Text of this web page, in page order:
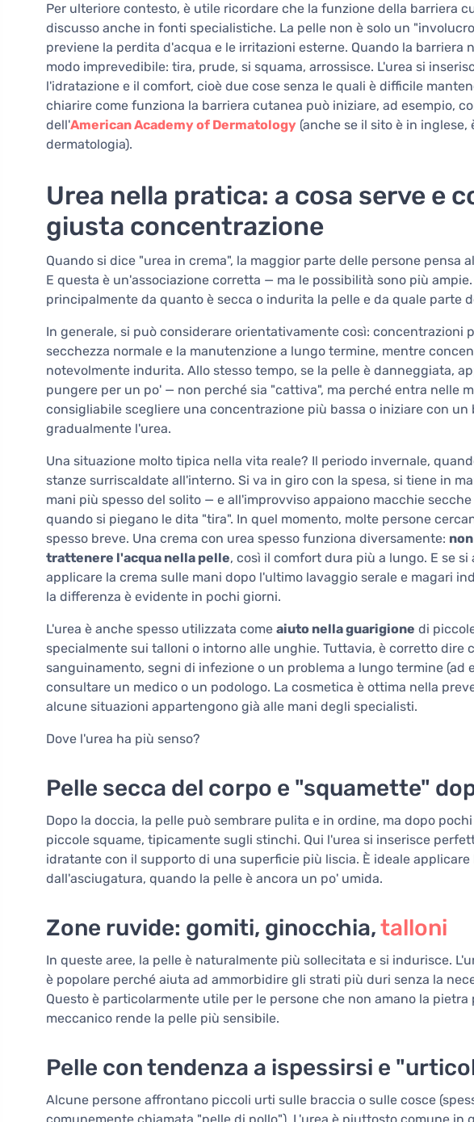
Per ulteriore contesto, è utile ricordare che la funzione della barriera
discusso anche in fonti specialistiche. La pelle non è solo un
previene la perdita d'acqua e le irritazioni esterne. Quando la barriera
modo imprevedibile: tira, prude, si squama, arrossisce. L'urea si
l'idratazione e il comfort, cioè due cose senza le quali è difficile
chiarire come funziona la barriera cutanea può iniziare, ad esempio,
dell'American Academy of Dermatology (anche se il sito è in
dermatologia).
Urea nella pratica: a cosa serve e
giusta concentrazione
Quando si dice "urea in crema", la maggior parte delle persone pensa
E questa è un'associazione corretta — ma le possibilità sono più ampie.
principalmente da quanto è secca o indurita la pelle e da quale parte
In generale, si può considerare orientativamente così: concentrazioni
secchezza normale e la manutenzione a lungo termine, mentre
notevolmente indurita. Allo stesso tempo, se la pelle è danneggiata,
pungere per un po' — non perché sia "cattiva", ma perché entra nelle
consigliabile scegliere una concentrazione più bassa o iniziare con
gradualmente l'urea.
Una situazione molto tipica nella vita reale? Il periodo invernale,
stanze surriscaldate all'interno. Si va in giro con la spesa, si tiene in
mani più spesso del solito — e all'improvviso appaiono macchie
quando si piegano le dita "tira". In quel momento, molte persone
spesso breve. Una crema con urea spesso funziona diversamente:
trattenere l'acqua nella pelle, così il comfort dura più a lungo. E se
applicare la crema sulle mani dopo l'ultimo lavaggio serale e magari
la differenza è evidente in pochi giorni.
L'urea è anche spesso utilizzata come aiuto nella guarigione di
specialmente sui talloni o intorno alle unghie. Tuttavia, è corretto dire
sanguinamento, segni di infezione o un problema a lungo termine (ad
consultare un medico o un podologo. La cosmetica è ottima nella
alcune situazioni appartengono già alle mani degli specialisti.
Dove l'urea ha più senso?
Pelle secca del corpo e "squamette"
Dopo la doccia, la pelle può sembrare pulita e in ordine, ma dopo
piccole squame, tipicamente sugli stinchi. Qui l'urea si inserisce
idratante con il supporto di una superficie più liscia. È ideale
dall'asciugatura, quando la pelle è ancora un po' umida.
Zone ruvide: gomiti, ginocchia,talloni
In queste aree, la pelle è naturalmente più sollecitata e si indurisce.
è popolare perché aiuta ad ammorbidire gli strati più duri senza la
Questo è particolarmente utile per le persone che non amano la
meccanico rende la pelle più sensibile.
Pelle con tendenza a ispessirsi e
Alcune persone affrontano piccoli urti sulle braccia o sulle cosce